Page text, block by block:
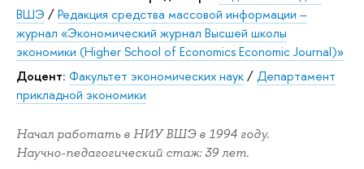
ВШЭ /Редакция средства массовой информации –
журнал «Экономический журнал Высшей школы
экономики (Higher School of Economics Economic Journal)»
Доцент: Факультет экономических наук/Департамент
прикладной экономики
Начал работать в НИУ ВШЭ в 1994 году.
Научно-педагогический стаж: 39 лет.